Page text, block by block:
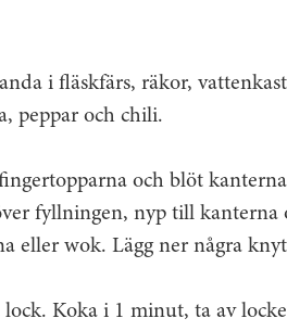
i fläskfärs, räkor,
peppar och chili.
och blöt
fyllningen, nyp till
eller wok. Lägg ner några
Koka i 1 minut, ta av